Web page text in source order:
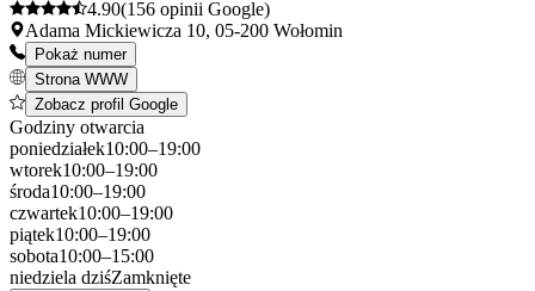
4.90(156 opinii Google)
Adama Mickiewicza 10, 05-200 Wołomin
Pokaż numer
Strona WWW
Zobacz profil Google
Godziny otwarcia
poniedziałek10:00–19:00
wtorek10:00–19:00
środa10:00–19:00
czwartek10:00–19:00
piątek10:00–19:00
sobota10:00–15:00
niedziela dziśZamknięte